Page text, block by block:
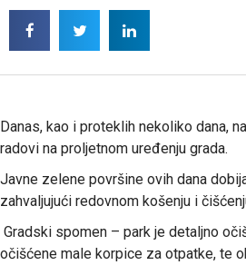
Danas, kao i proteklih nekoliko dana,
radovi na proljetnom uređenju grada.
Javne zelene površine ovih dana
zahvaljujući redovnom košenju i
Gradski spomen – park je detaljno
očišćene male korpice za otpatke, te